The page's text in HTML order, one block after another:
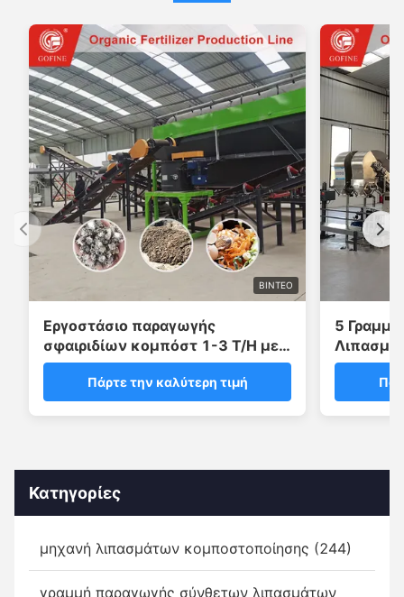
ΒΊΝΤΕΟ
Εργοστάσιο παραγωγής
σφαιριδίων κομπόστ 1-3 T/H με
κοκκοποιητή δίσκου
Πάρτε την καλύτερη τιμή
5
Κατηγορίες
μηχανή λιπασμάτων κομποστοποίησης (244)
γραμμή παραγωγής σύνθετων λιπασμάτων